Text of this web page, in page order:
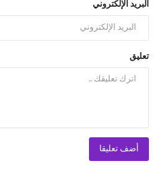
البريد الإلكتروني
تعليق
أضف تعليقا